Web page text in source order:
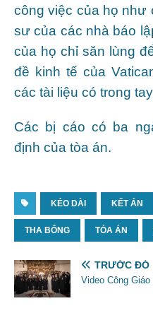
công việc của họ như
sư của các nhà báo
của họ chỉ săn lùng
đề kinh tế của
các tài liệu có trong
Các bị cáo có ba
định của tòa án.
KÉO DÀI KẾT ÁN
THA BỔNG TÒA ÁN
TRƯỚC ĐÓ
Video Công